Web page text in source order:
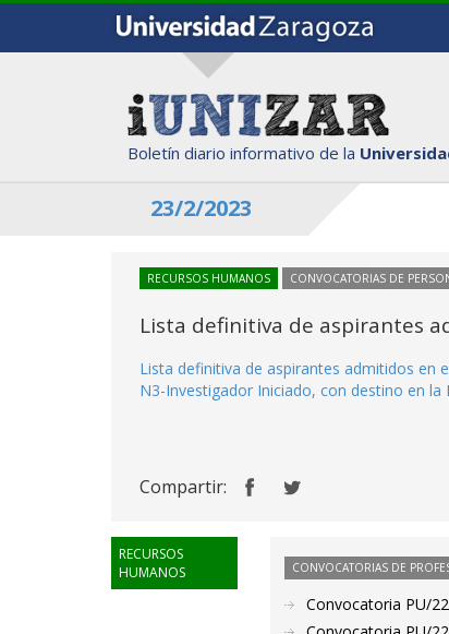
Boletín diario informativo de la
23/2/2023
RECURSOS HUMANOS CONVOCATORIAS DE
Lista definitiva de aspirantes
Lista definitiva de aspirantes admitidos en
N3-Investigador Iniciado, con destino en la
Compartir:
RECURSOS
HUMANOS
CONVOCATORIAS DE
Convocatoria PU/